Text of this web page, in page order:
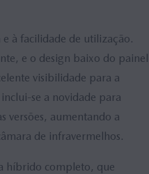
à facilidade de utilização.
e o design baixo do painel
visibilidade para a
se a novidade para
versões, aumentando a
de infravermelhos.
híbrido completo, que